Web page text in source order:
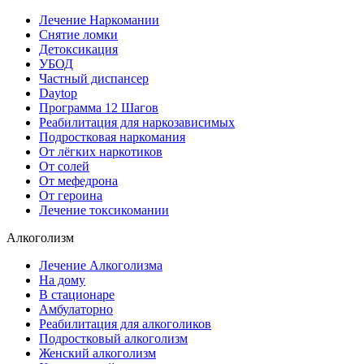
Лечение Наркомании
Снятие ломки
Детоксикация
УБОД
Частный диспансер
Daytop
Программа 12 Шагов
Реабилитация для наркозависимых
Подростковая наркомания
От лёгких наркотиков
От солей
От мефедрона
От героина
Лечение токсикомании
Алкоголизм
Лечение Алкоголизма
На дому
В стационаре
Амбулаторно
Реабилитация для алкоголиков
Подростковый алкоголизм
Женский алкоголизм